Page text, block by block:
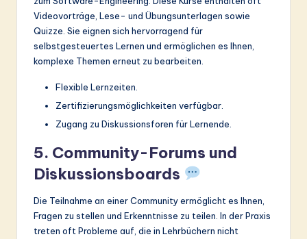
Videovorträge, Lese- und Übungsunterlagen sowie
Quizze. Sie eignen sich hervorragend für
selbstgesteuertes Lernen und ermöglichen es Ihnen,
komplexe Themen erneut zu bearbeiten.
Flexible Lernzeiten.
Zertifizierungsmöglichkeiten verfügbar.
Zugang zu Diskussionsforen für Lernende.
5. Community-Forums und
Diskussionsboards
Die Teilnahme an einer Community ermöglicht es Ihnen,
Fragen zu stellen und Erkenntnisse zu teilen. In der Praxis
treten oft Probleme auf, die in Lehrbüchern nicht